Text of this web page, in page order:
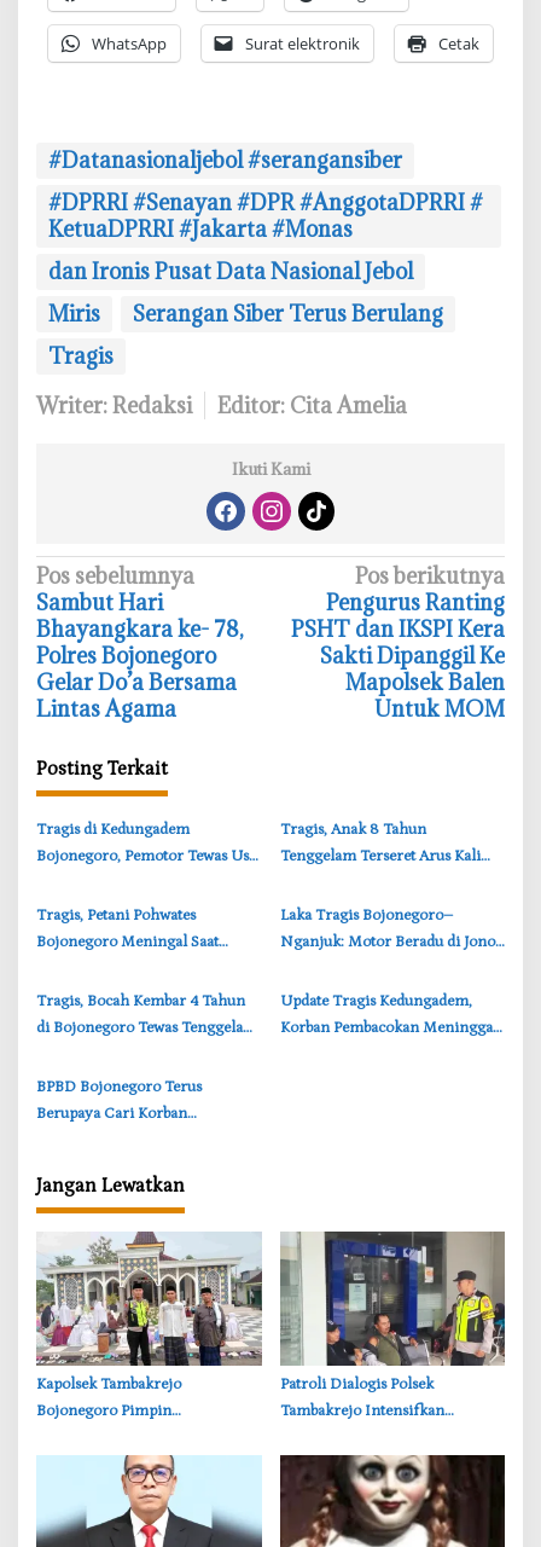
WhatsApp Surat elektronik Cetak
#Datanasionaljebol #serangansiber
#DPRRI #Senayan #DPR #AnggotaDPRRI #
KetuaDPRRI #Jakarta #Monas
dan Ironis Pusat Data Nasional Jebol
Miris
Serangan Siber Terus Berulang
Tragis
Writer: Redaksi
Editor: Cita Amelia
Ikuti Kami
N
a
v
i
g
s
i
p
s
Pos sebelumnya
Sambut Hari
Bhayangkara ke- 78,
Polres Bojonegoro
Gelar Do’a Bersama
Lintas Agama
Pos berikutnya
Pengurus Ranting
PSHT dan IKSPI Kera
Sakti Dipanggil Ke
Mapolsek Balen
Untuk MOM
Posting Terkait
‎Tragis di Kedungadem
Bojonegoro, Pemotor Tewas Usai
‎Tragis, Anak 8 Tahun
Tenggelam Terseret Arus Kali
‎Tragis, Petani Pohwates
Bojonegoro Meningal Saat
Laka Tragis Bojonegoro–
Nganjuk: Motor Beradu di Jono
Dunia
Tragis, Bocah Kembar 4 Tahun
di Bojonegoro Tewas Tenggelam
‎Update Tragis Kedungadem,
Korban Pembacokan Meninggal
BPBD Bojonegoro Terus
Berupaya Cari Korban
Jangan Lewatkan
‎Kapolsek Tambakrejo
Bojonegoro Pimpin
Kenyamanan Jamaah
‎Patroli Dialogis Polsek
Tambakrejo Intensifkan
Bojonegoro ‎